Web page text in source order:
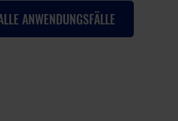
ANWENDUNGSFÄLLE